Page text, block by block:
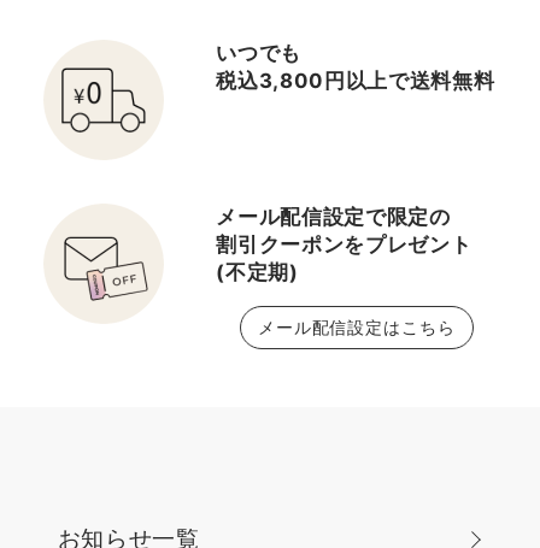
いつでも
税込3,800円以上で送料無料
メール配信設定で限定の
割引クーポンをプレゼント
(不定期)
メール配信設定はこちら
お知らせ一覧